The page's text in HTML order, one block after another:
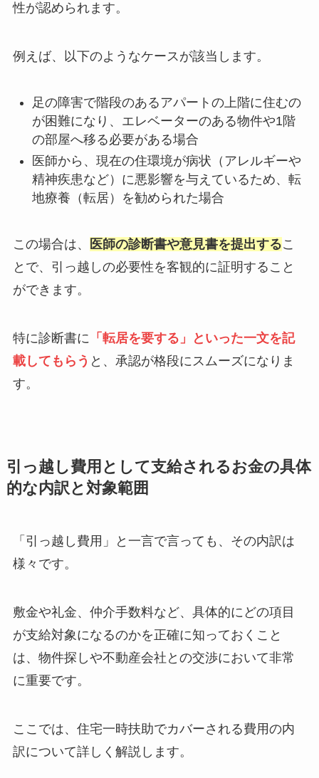
性が認められます。
例えば、以下のようなケースが該当します。
足の障害で階段のあるアパートの上階に住むの
が困難になり、エレベーターのある物件や1階
の部屋へ移る必要がある場合
医師から、現在の住環境が病状（アレルギーや
精神疾患など）に悪影響を与えているため、転
地療養（転居）を勧められた場合
この場合は、 医師の診断書や意見書を提出するこ
とで、引っ越しの必要性を客観的に証明すること
ができます。
特に診断書に 「転居を要する」といった一文を記
載してもらう と、承認が格段にスムーズになりま
す。
引っ越し費用として支給されるお金の具体
的な内訳と対象範囲
「引っ越し費用」と一言で言っても、その内訳は
様々です。
敷金や礼金、仲介手数料など、具体的にどの項目
が支給対象になるのかを正確に知っておくこと
は、物件探しや不動産会社との交渉において非常
に重要です。
ここでは、住宅一時扶助でカバーされる費用の内
訳について詳しく解説します。